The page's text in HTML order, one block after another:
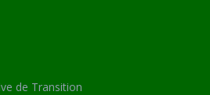
de Transition